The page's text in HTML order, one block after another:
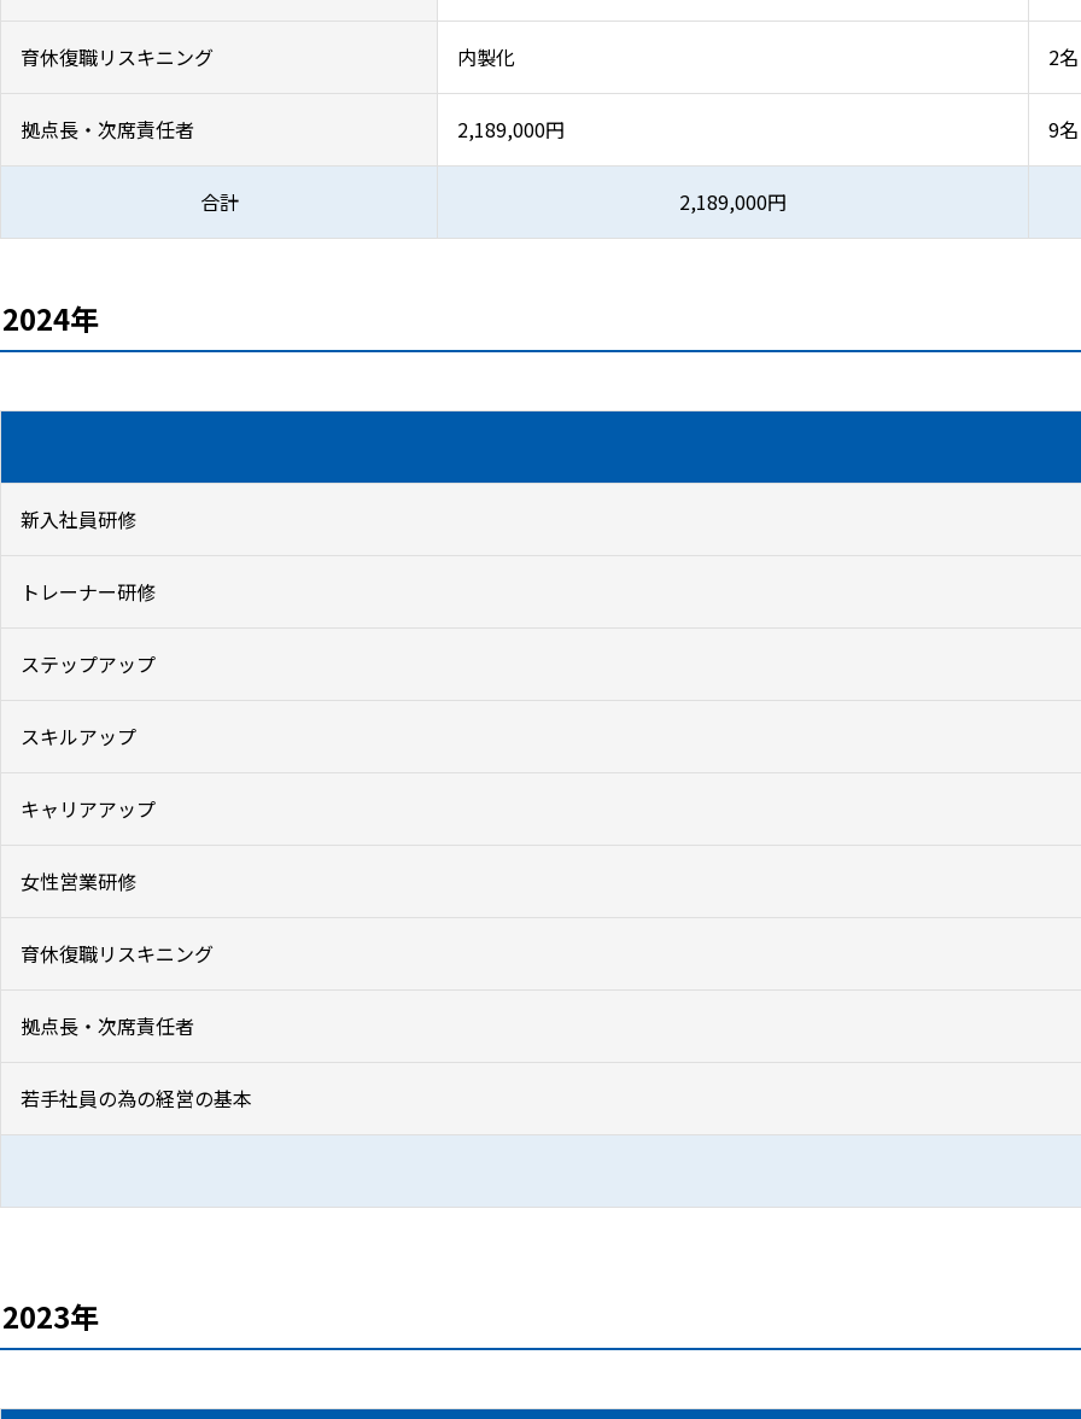
育休復職リスキニング 内製化 2名
拠点長・次席責任者 2,189,000円 9名
合計 2,189,000円
2024年
新入社員研修
トレーナー研修
ステップアップ
スキルアップ
キャリアアップ
女性営業研修
育休復職リスキニング
拠点長・次席責任者
若手社員の為の経営の基本
2023年